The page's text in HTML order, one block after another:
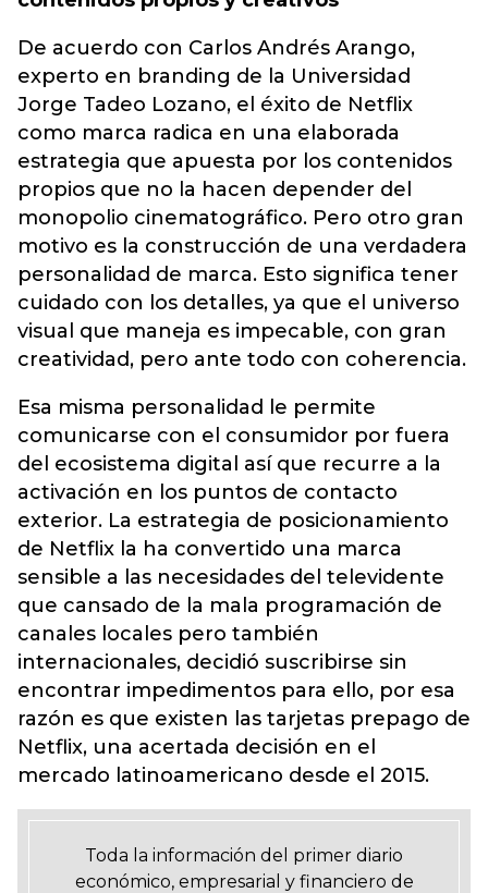
De acuerdo con Carlos Andrés Arango,
experto en branding de la Universidad
Jorge Tadeo Lozano, el éxito de Netflix
como marca radica en una elaborada
estrategia que apuesta por los contenidos
propios que no la hacen depender del
monopolio cinematográfico. Pero otro gran
motivo es la construcción de una verdadera
personalidad de marca. Esto significa tener
cuidado con los detalles, ya que el universo
visual que maneja es impecable, con gran
creatividad, pero ante todo con coherencia.
Esa misma personalidad le permite
comunicarse con el consumidor por fuera
del ecosistema digital así que recurre a la
activación en los puntos de contacto
exterior. La estrategia de posicionamiento
de Netflix la ha convertido una marca
sensible a las necesidades del televidente
que cansado de la mala programación de
canales locales pero también
internacionales, decidió suscribirse sin
encontrar impedimentos para ello, por esa
razón es que existen las tarjetas prepago de
Netflix, una acertada decisión en el
mercado latinoamericano desde el 2015.
Toda la información del primer diario
económico, empresarial y financiero de